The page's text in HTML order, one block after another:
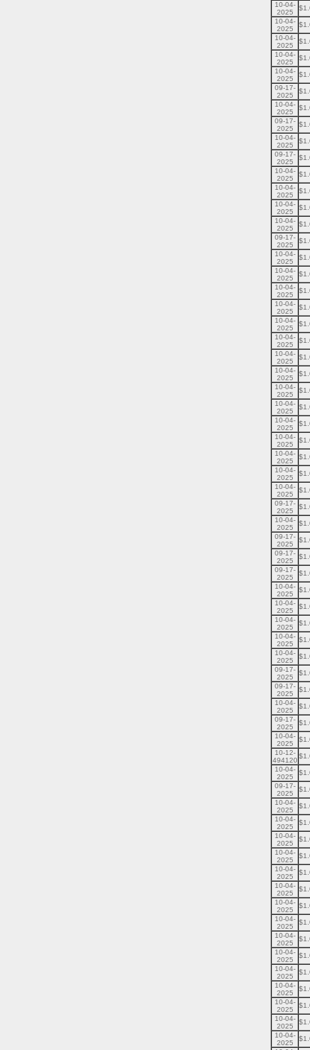
10-04-
2025
10-04-
2025
10-04-
2025
10-04-
2025
10-04-
2025
09-17-
2025
10-04-
2025
09-17-
2025
10-04-
2025
09-17-
2025
10-04-
2025
10-04-
2025
10-04-
2025
10-04-
2025
09-17-
2025
10-04-
2025
10-04-
2025
10-04-
2025
10-04-
2025
10-04-
2025
10-04-
2025
10-04-
2025
10-04-
2025
10-04-
2025
10-04-
2025
10-04-
2025
10-04-
2025
10-04-
2025
10-04-
2025
10-04-
2025
09-17-
2025
10-04-
2025
09-17-
2025
09-17-
2025
09-17-
2025
10-04-
2025
10-04-
2025
10-04-
2025
10-04-
2025
10-04-
2025
09-17-
2025
09-17-
2025
10-04-
2025
09-17-
2025
10-04-
2025
10-12-
494120
10-04-
2025
09-17-
2025
10-04-
2025
10-04-
2025
10-04-
2025
10-04-
2025
10-04-
2025
10-04-
2025
10-04-
2025
10-04-
2025
10-04-
2025
10-04-
2025
10-04-
2025
10-04-
2025
10-04-
2025
10-04-
2025
10-04-
2025